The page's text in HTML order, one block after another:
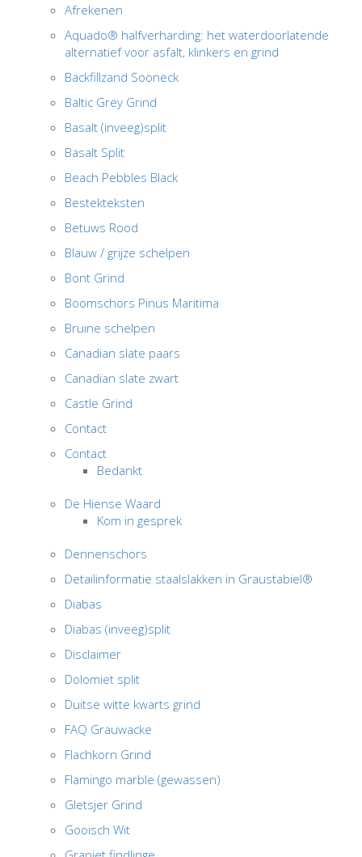
Afrekenen
Aquado® halfverharding: het waterdoorlatende
alternatief voor asfalt, klinkers en grind
Backfillzand Sooneck
Baltic Grey Grind
Basalt (inveeg)split
Basalt Split
Beach Pebbles Black
Bestekteksten
Betuws Rood
Blauw / grijze schelpen
Bont Grind
Boomschors Pinus Maritima
Bruine schelpen
Canadian slate paars
Canadian slate zwart
Castle Grind
Contact
Contact
Bedankt
De Hiense Waard
Kom in gesprek
Dennenschors
Detailinformatie staalslakken in Graustabiel®
Diabas
Diabas (inveeg)split
Disclaimer
Dolomiet split
Duitse witte kwarts grind
FAQ Grauwacke
Flachkorn Grind
Flamingo marble (gewassen)
Gletsjer Grind
Gooisch Wit